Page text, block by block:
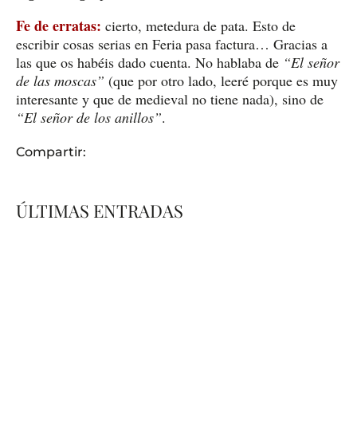
Fe de erratas: cierto, metedura de pata. Esto de
escribir cosas serias en Feria pasa factura… Gracias a
las que os habéis dado cuenta. No hablaba de “El señor
de las moscas” (que por otro lado, leeré porque es muy
interesante y que de medieval no tiene nada), sino de
“El señor de los anillos”.
Compartir:
ÚLTIMAS ENTRADAS